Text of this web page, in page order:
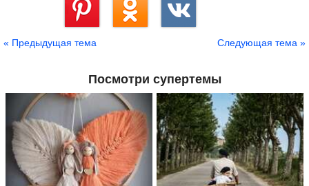
« Предыдущая тема Следующая тема »
Посмотри супертемы